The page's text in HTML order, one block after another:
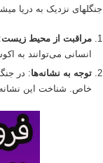
جنگلهای نزدیک به دریا
مراقبت از محیط زیست
انسانی می‌توانند به
توجه به نشانه‌ها: در
خاص. شناخت این